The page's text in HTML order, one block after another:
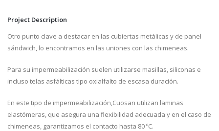
Project Description
Otro punto clave a destacar en las cubiertas metálicas y de panel
sándwich, lo encontramos en las uniones con las chimeneas.
Para su impermeabilización suelen utilizarse masillas, siliconas e
incluso telas asfálticas tipo oxialfalto de escasa duración.
En este tipo de impermeabilización,Cuosan utilizan laminas
elastómeras, que asegura una flexibilidad adecuada y en el caso de
chimeneas, garantizamos el contacto hasta 80 ºC.